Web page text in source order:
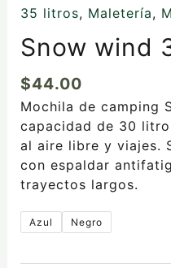
35 litros, Maletería,
Snow wind
$44.00
Mochila de camping
capacidad de 30
al aire libre y viajes.
con espaldar
trayectos largos.
Azul Negro